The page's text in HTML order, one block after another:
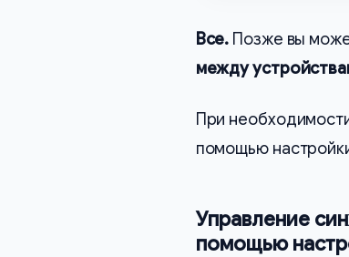
Все. Позже вы
между
При
помощью
Управление
помощью